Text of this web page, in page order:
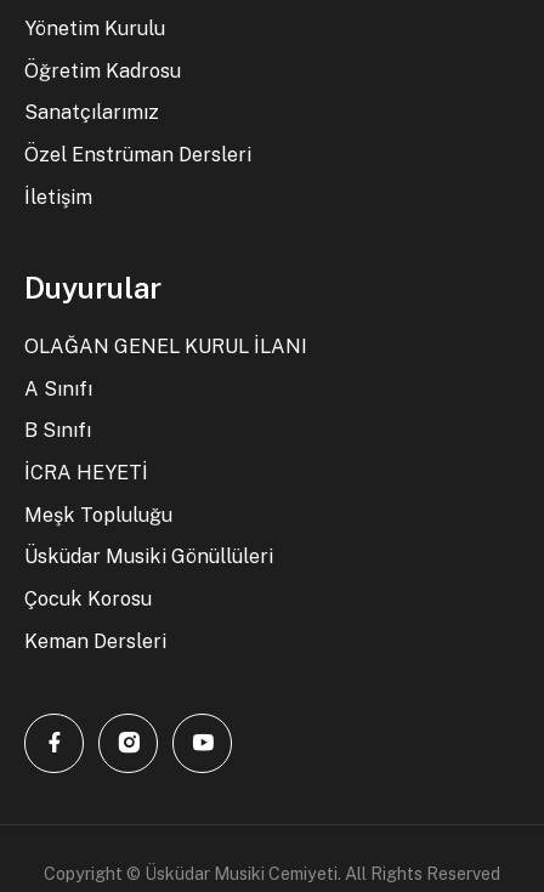
Yönetim Kurulu
Öğretim Kadrosu
Sanatçılarımız
Özel Enstrüman Dersleri
İletişim
Duyurular
OLAĞAN GENEL KURUL İLANI
A Sınıfı
B Sınıfı
İCRA HEYETİ
Meşk Topluluğu
Üsküdar Musiki Gönüllüleri
Çocuk Korosu
Keman Dersleri
Copyright © Üsküdar Musiki Cemiyeti. All Rights Reserved